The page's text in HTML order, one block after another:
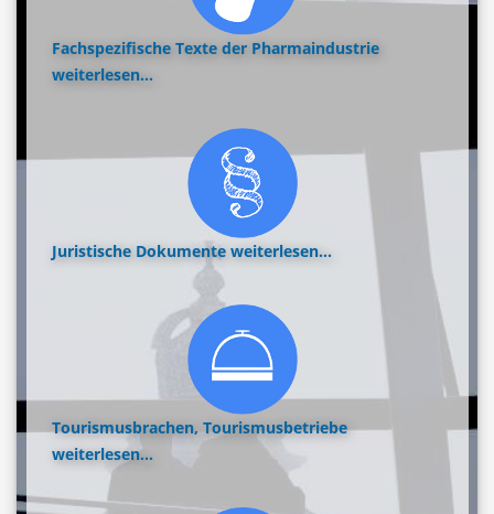
Fachspezifische Texte der Pharmaindustrie
weiterlesen...
Juristische Dokumente weiterlesen...
Tourismusbrachen, Tourismusbetriebe
weiterlesen...